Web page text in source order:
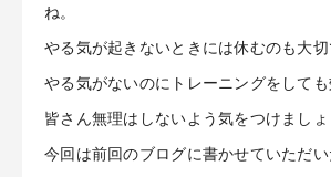
ね。
やる気が起きないときには休むのも大切
やる気がないのにトレーニングをしても
皆さん無理はしないよう気をつけましょ
今回は前回のブログに書かせていただ
体験トレーニング・FAQ
悩み別解決法